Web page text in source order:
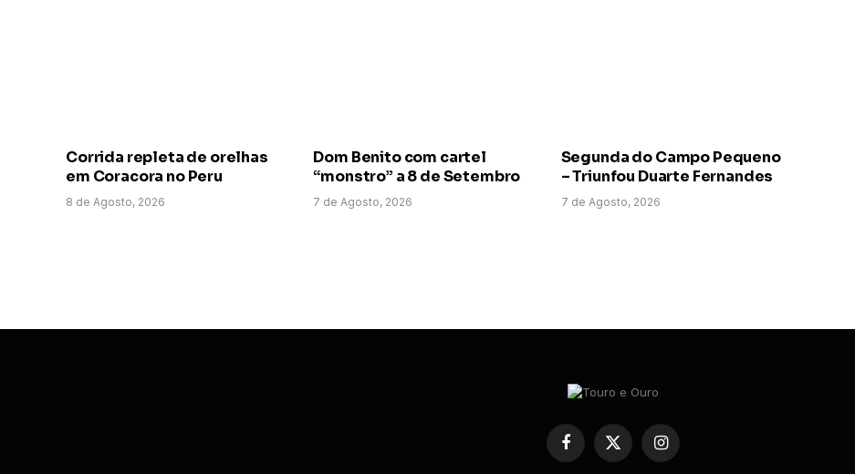
Corrida repleta de orelhas
em Coracora no Peru
8 de Agosto, 2026
Dom Benito com cartel
“monstro” a 8 de Setembro
7 de Agosto, 2026
Segunda do Campo Pequeno
– Triunfou Duarte Fernandes
7 de Agosto, 2026
Facebook
X
(Twitter)
Instagram